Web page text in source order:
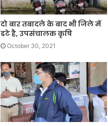
दो बार तबादले के बाद भी जिले में
डटे है, उपसंचालक कृषि
October 30, 2021